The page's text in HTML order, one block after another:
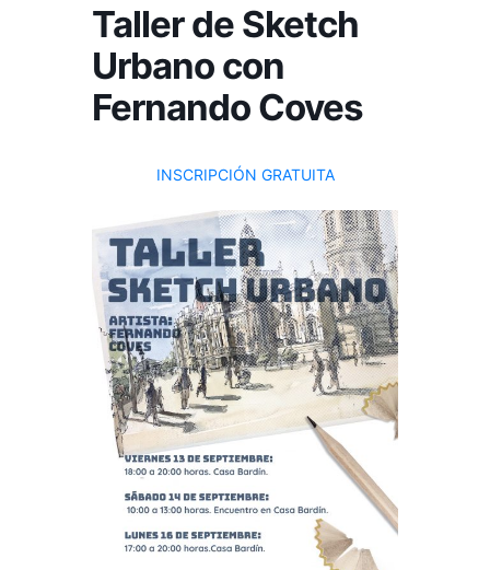
Taller de Sketch
Urbano con
Fernando Coves
INSCRIPCIÓN GRATUITA